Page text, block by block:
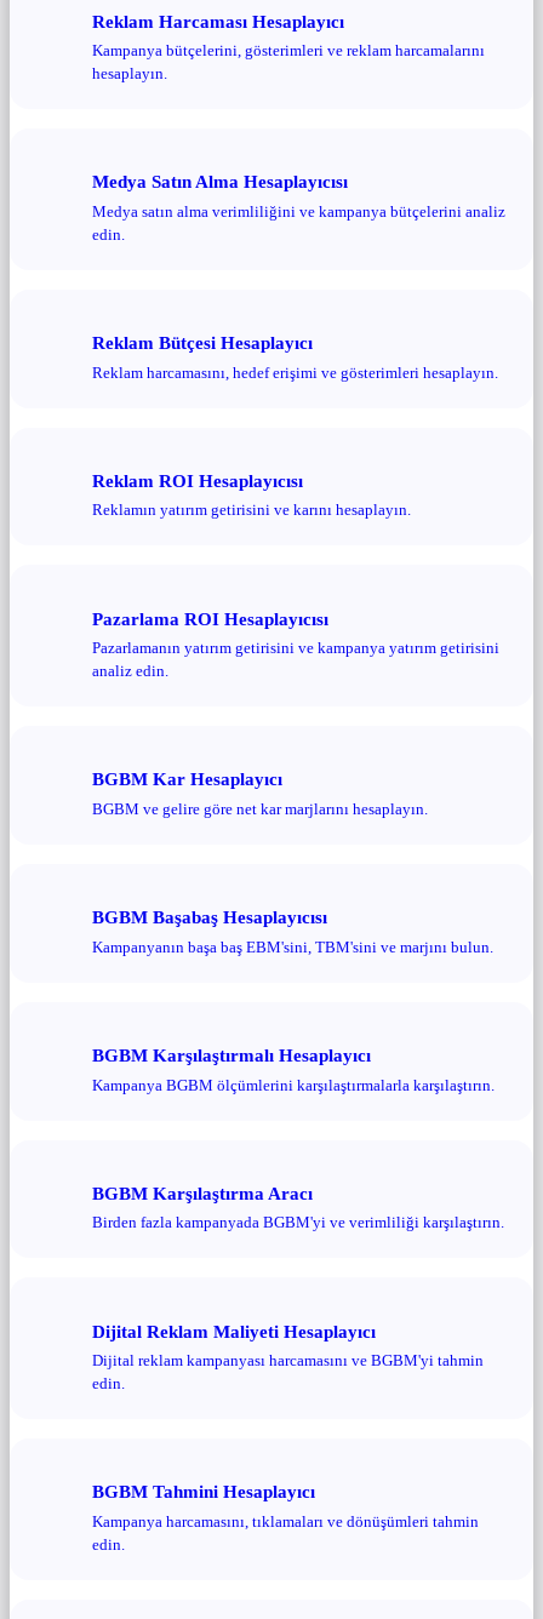
Reklam Harcaması Hesaplayıcı
Kampanya bütçelerini, gösterimleri ve reklam harcamalarını
hesaplayın.
Medya Satın Alma Hesaplayıcısı
Medya satın alma verimliliğini ve kampanya bütçelerini analiz
edin.
Reklam Bütçesi Hesaplayıcı
Reklam harcamasını, hedef erişimi ve gösterimleri hesaplayın.
Reklam ROI Hesaplayıcısı
Reklamın yatırım getirisini ve karını hesaplayın.
Pazarlama ROI Hesaplayıcısı
Pazarlamanın yatırım getirisini ve kampanya yatırım getirisini
analiz edin.
BGBM Kar Hesaplayıcı
BGBM ve gelire göre net kar marjlarını hesaplayın.
BGBM Başabaş Hesaplayıcısı
Kampanyanın başa baş EBM'sini, TBM'sini ve marjını bulun.
BGBM Karşılaştırmalı Hesaplayıcı
Kampanya BGBM ölçümlerini karşılaştırmalarla karşılaştırın.
BGBM Karşılaştırma Aracı
Birden fazla kampanyada BGBM'yi ve verimliliği karşılaştırın.
Dijital Reklam Maliyeti Hesaplayıcı
Dijital reklam kampanyası harcamasını ve BGBM'yi tahmin
edin.
BGBM Tahmini Hesaplayıcı
Kampanya harcamasını, tıklamaları ve dönüşümleri tahmin
edin.